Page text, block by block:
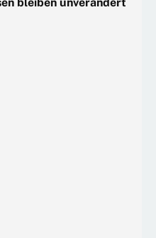
bleiben unverändert